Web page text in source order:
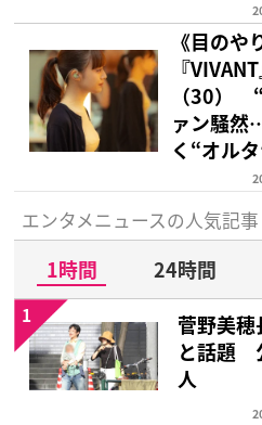
《目のや
『
（30）
ァン騒然
く“オル
エンタメニュースの人気記事
1時間 24時間
菅野美穂
と話題
人
1